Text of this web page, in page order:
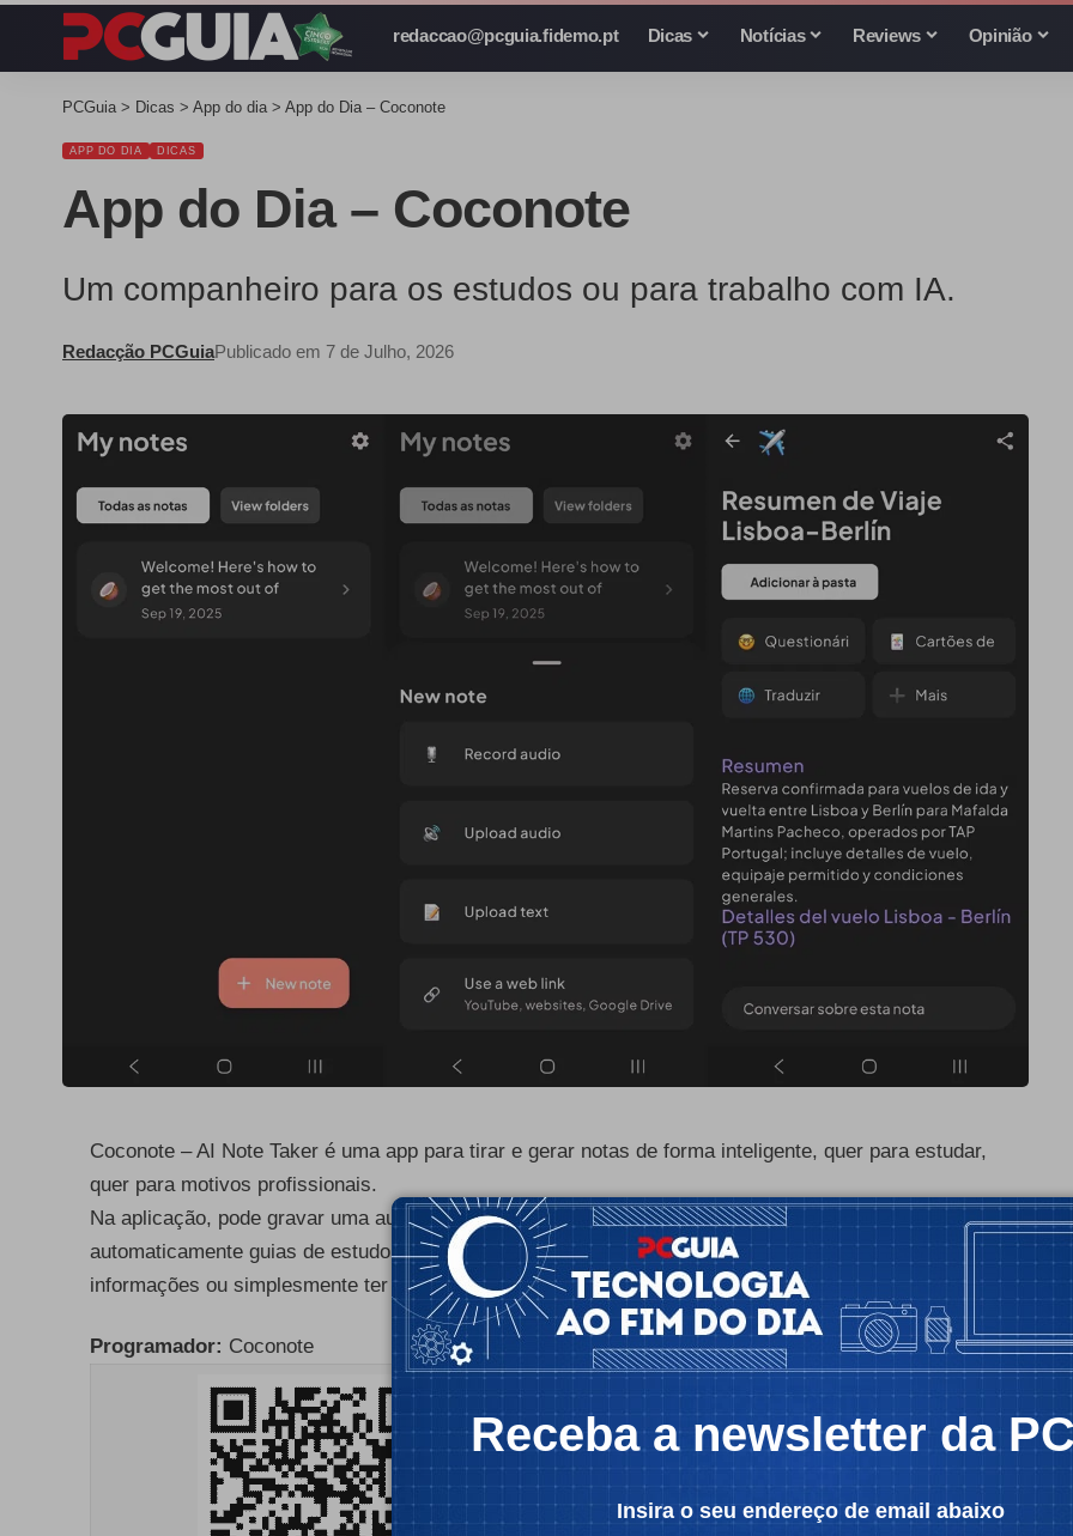
redaccao@pcguia.fidemo.pt Dicas Notícias Reviews Opinião
PCGuia > Dicas > App do dia > App do Dia – Coconote
APP DO DIA DICAS
App do Dia – Coconote
Um companheiro para os estudos ou para trabalho com IA.
Redacção PCGuiaPublicado em 7 de Julho, 2026
Coconote – AI Note Taker é uma app para tirar e gerar notas de forma inteligente, quer para estudar,
quer para motivos profissionais.
Na aplicação, pode gravar uma aula, reunião ou inserir um link do YouTube e, em seguida, gerar
automaticamente guias de estudo, questionários e flashcards para ajudá-lo a aprender e reter
informações ou simplesmente ter um resumo.
- Publicidade -
Programador: Coconote
Receba a newsletter da
Insira o seu endereço de email abaixo